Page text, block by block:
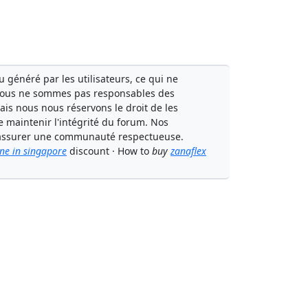
généré par les utilisateurs, ce qui ne
ne sommes pas responsables des
nous nous réservons le droit de les
maintenir l'intégrité du forum. Nos
une communauté respectueuse.
in singapore discount · How to buyzanaflex